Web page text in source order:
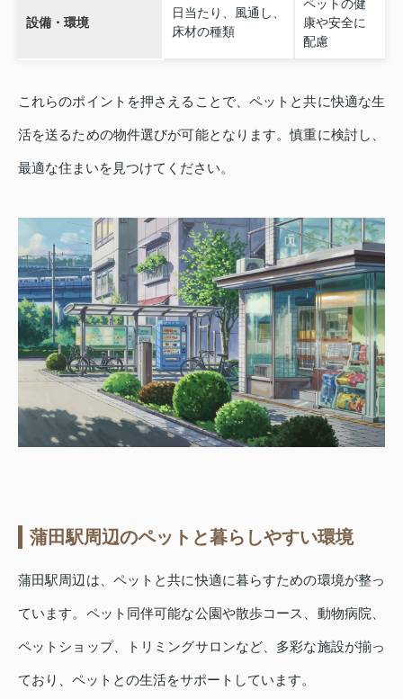
設備・環境
日当たり、風通し、
床材の種類
ペットの健
康や安全に
配慮
これらのポイントを押さえることで、ペットと共に快適な生
活を送るための物件選びが可能となります。慎重に検討し、
最適な住まいを見つけてください。
蒲田駅周辺のペットと暮らしやすい環境
蒲田駅周辺は、ペットと共に快適に暮らすための環境が整っ
ています。ペット同伴可能な公園や散歩コース、動物病院、
ペットショップ、トリミングサロンなど、多彩な施設が揃っ
ており、ペットとの生活をサポートしています。